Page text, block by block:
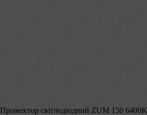
Прожектор світлодіодний ZUM 150 6400K